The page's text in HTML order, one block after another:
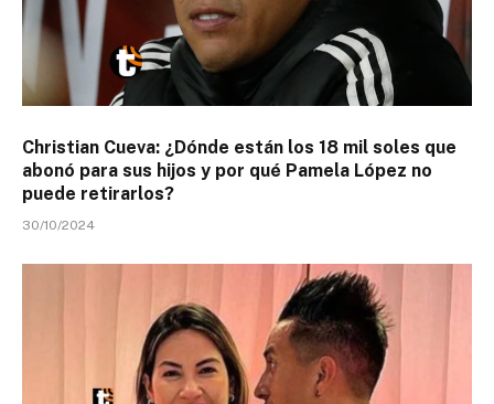
Christian Cueva: ¿Dónde están los 18 mil soles que
abonó para sus hijos y por qué Pamela López no
puede retirarlos?
30/10/2024